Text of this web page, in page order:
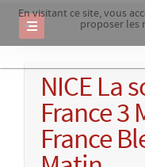
En visitant ce site, vous
proposer les
NICE La
France 3
France